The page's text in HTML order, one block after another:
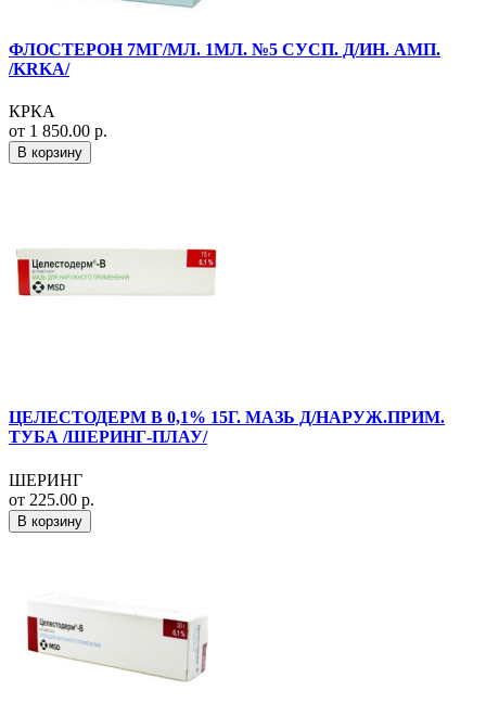
ФЛОСТЕРОН 7МГ/МЛ. 1МЛ. №5 СУСП. Д/ИН. АМП.
/KRKA/
КРКА
от 1 850.00 р.
В корзину
ЦЕЛЕСТОДЕРМ В 0,1% 15Г. МАЗЬ Д/НАРУЖ.ПРИМ.
ТУБА /ШЕРИНГ-ПЛАУ/
ШЕРИНГ
от 225.00 р.
В корзину